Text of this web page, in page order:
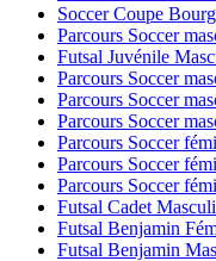
Soccer Coupe
Parcours Soccer
Futsal Juvénile
Parcours Soccer
Parcours Soccer
Parcours Soccer
Parcours Soccer
Parcours Soccer
Parcours Soccer
Futsal Cadet
Futsal Benjamin
Futsal Benjamin